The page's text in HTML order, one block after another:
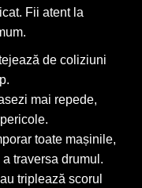
Fii atent la
de coliziuni
mai repede,
toate mașinile,
traversa drumul.
triplează scorul